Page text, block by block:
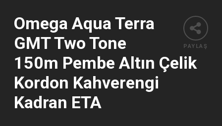
PAYLAŞ
Omega Aqua Terra
GMT Two Tone
150m Pembe Altın Çelik
Kordon Kahverengi
Kadran ETA